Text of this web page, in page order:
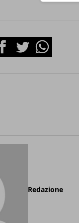
TwitterWhatsapp
Redazione